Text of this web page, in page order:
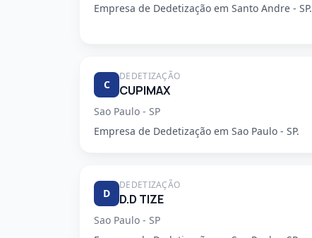
Empresa de Dedetização em Santo Andre - SP.
C
DEDETIZAÇÃO
CUPIMAX
Sao Paulo - SP
Empresa de Dedetização em Sao Paulo - SP.
D
DEDETIZAÇÃO
D.D TIZE
Sao Paulo - SP